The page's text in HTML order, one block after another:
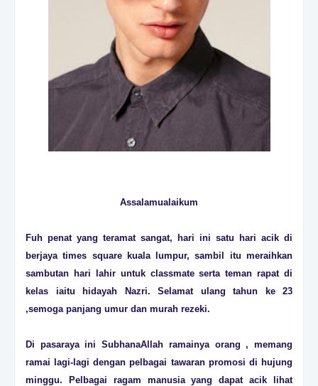
Assalamualaikum
Fuh penat yang teramat sangat, hari ini satu hari acik di
berjaya times square kuala lumpur, sambil itu meraihkan
sambutan hari lahir untuk classmate serta teman rapat di
kelas iaitu hidayah Nazri. Selamat ulang tahun ke 23
,semoga panjang umur dan murah rezeki.
Di pasaraya ini SubhanaAllah ramainya orang , memang
ramai lagi-lagi dengan pelbagai tawaran promosi di hujung
minggu. Pelbagai ragam manusia yang dapat acik lihat